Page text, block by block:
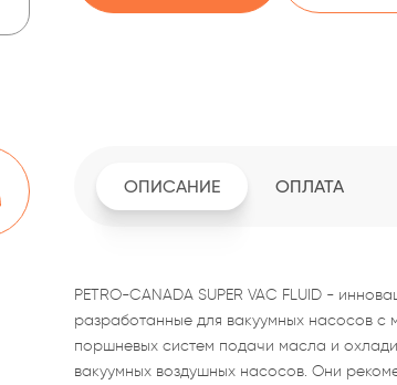
ОПИСАНИЕ ОПЛАТА
PETRO-CANADA SUPER VAC FLUID -
разработанные для вакуумных насосов с
поршневых систем подачи масла и
вакуумных воздушных насосов. Они